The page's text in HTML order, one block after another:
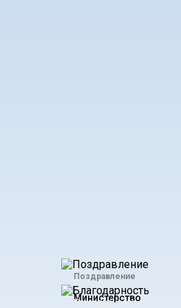
Поздравление
Министерство
Благодарность